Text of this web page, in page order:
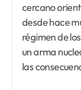
cercano
desde hace
régimen de
un arma
las